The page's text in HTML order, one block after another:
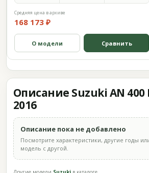
Средняя цена в архиве
168 173 ₽
О модели Сравнить
Описание Suzuki AN
2016
Описание пока не добавлено
Посмотрите характеристики, другие годы
модель с другой.